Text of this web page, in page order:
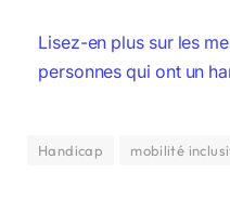
Lisez-en plus sur les
personnes qui ont un
Handicap mobilité